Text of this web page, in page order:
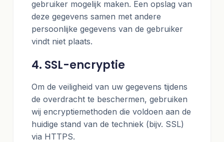
gebruiker mogelijk maken. Een opslag van
deze gegevens samen met andere
persoonlijke gegevens van de gebruiker
vindt niet plaats.
4. SSL-encryptie
Om de veiligheid van uw gegevens tijdens
de overdracht te beschermen, gebruiken
wij encryptiemethoden die voldoen aan de
huidige stand van de techniek (bijv. SSL)
via HTTPS.